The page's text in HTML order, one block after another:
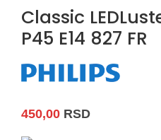
Classic
P45 E14 827 FR
450,00 RSD